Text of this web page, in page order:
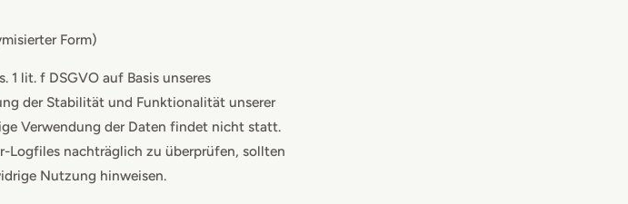
Form)
1 lit. f DSGVO auf Basis unseres
der Stabilität und Funktionalität unserer
Verwendung der Daten findet nicht statt.
Logfiles nachträglich zu überprüfen, sollten
Nutzung hinweisen.